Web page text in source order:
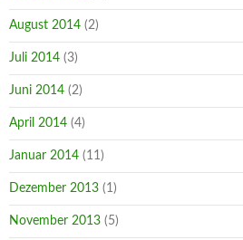
August 2014 (2)
Juli 2014 (3)
Juni 2014 (2)
April 2014 (4)
Januar 2014 (11)
Dezember 2013 (1)
November 2013 (5)